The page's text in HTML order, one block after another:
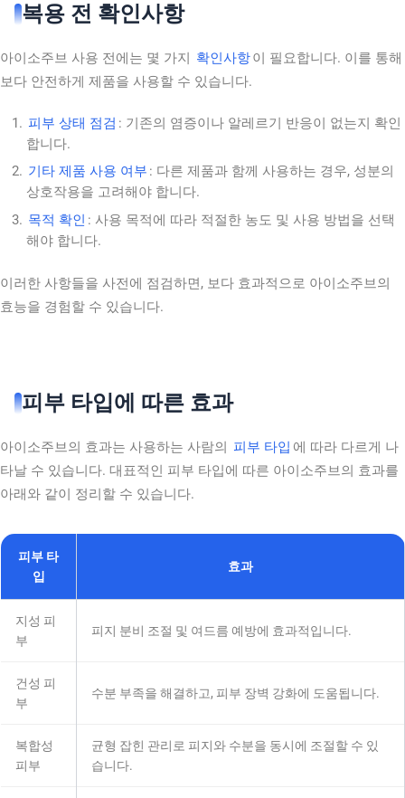
복용 전 확인사항
아이소주브 사용 전에는 몇 가지 확인사항이 필요합니다. 이를 통해
보다 안전하게 제품을 사용할 수 있습니다.
피부 상태 점검 : 기존의 염증이나 알레르기 반응이 없는지 확인
합니다.
기타 제품 사용 여부 : 다른 제품과 함께 사용하는 경우, 성분의
상호작용을 고려해야 합니다.
목적 확인 : 사용 목적에 따라 적절한 농도 및 사용 방법을 선택
해야 합니다.
이러한 사항들을 사전에 점검하면, 보다 효과적으로 아이소주브의
효능을 경험할 수 있습니다.
피부 타입에 따른 효과
아이소주브의 효과는 사용하는 사람의 피부 타입 에 따라 다르게 나
타날 수 있습니다. 대표적인 피부 타입에 따른 아이소주브의 효과를
아래와 같이 정리할 수 있습니다.
피부 타
입
효과
지성 피
부
피지 분비 조절 및 여드름 예방에 효과적입니다.
건성 피
부
수분 부족을 해결하고, 피부 장벽 강화에 도움됩니다.
복합성
피부
균형 잡힌 관리로 피지와 수분을 동시에 조절할 수 있
습니다.